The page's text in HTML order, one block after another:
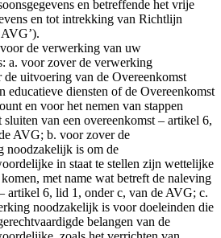
en betreffende het vrije
en tot intrekking van Richtlijn
de verwerking van uw
a. voor zover de verwerking
uitvoering van de Overeenkomst
educatieve diensten of de Overeenkomst
en voor het nemen van stappen
sluiten van een overeenkomst – artikel 6,
AVG; b. voor zover de
noodzakelijk is om de
in staat te stellen zijn wettelijke
met name wat betreft de naleving
artikel 6, lid 1, onder c, van de AVG; c.
noodzakelijk is voor doeleinden die
belangen van de